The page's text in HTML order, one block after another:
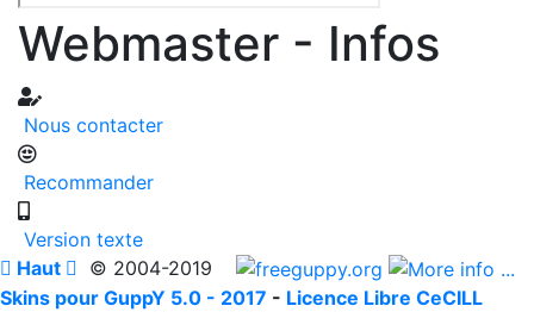
Webmaster - Infos
Nous contacter
Recommander
Version texte
 Haut  © 2004-2019
Skins pour GuppY 5.0 - 2017 - Licence Libre CeCILL